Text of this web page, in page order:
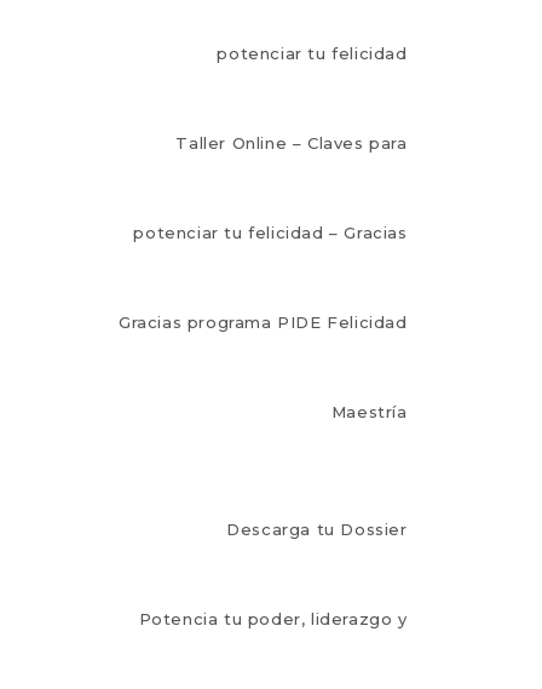
potenciar tu felicidad
Taller Online – Claves para
potenciar tu felicidad – Gracias
Gracias programa PIDE Felicidad
Maestría
Descarga tu Dossier
Potencia tu poder, liderazgo y